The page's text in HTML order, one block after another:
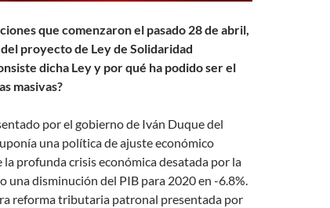
que comenzaron el pasado 28 de abril,
proyecto de Ley de Solidaridad
dicha Ley y por qué ha podido ser el
masivas?
por el gobierno de Iván Duque del
una política de ajuste económico
la profunda crisis económica desatada por la
una disminución del PIB para 2020 en -6.8%.
reforma tributaria patronal presentada por